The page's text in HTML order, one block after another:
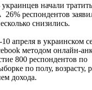
начали
респондентов
снизились.
апреля в украинском
методом онлайн-
800 респондентов по
по полу, возрасту,
дохода.